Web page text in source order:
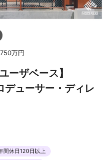
万円
ーザベース】
ューサー・ディレ
間休日120日以上